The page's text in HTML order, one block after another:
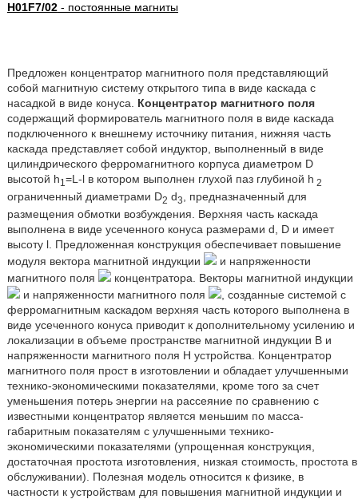
H01F7/02- постоянные магниты
Предложен концентратор магнитного поля представляющий
собой магнитную систему открытого типа в виде каскада с
насадкой в виде конуса. Концентратор магнитного поля
содержащий формирователь магнитного поля в виде каскада
подключенного к внешнему источнику питания, нижняя часть
каскада представляет собой индуктор, выполненный в виде
цилиндрического ферромагнитного корпуса диаметром D
высотой h1 =L-l в котором выполнен глухой паз глубиной h 2
ограниченный диаметрами D2 d3
, предназначенный для
размещения обмотки возбуждения. Верхняя часть каскада
выполнена в виде усеченного конуса размерами d, D и имеет
высоту l. Предложенная конструкция обеспечивает повышение
модуля вектора магнитной индукции
и напряженности
магнитного поля
концентратора. Векторы магнитной индукции
и напряженности магнитного поля
, созданные системой с
ферромагнитным каскадом верхняя часть которого выполнена в
виде усеченного конуса приводит к дополнительному усилению и
локализации в объеме пространстве магнитной индукции B и
напряженности магнитного поля H устройства. Концентратор
магнитного поля прост в изготовлении и обладает улучшенными
технико-экономическими показателями, кроме того за счет
уменьшения потерь энергии на рассеяние по сравнению с
известными концентратор является меньшим по масса-
габаритным показателям с улучшенными технико-
экономическими показателями (упрощенная конструкция,
достаточная простота изготовления, низкая стоимость, простота в
обслуживании). Полезная модель относится к физике, в
частности к устройствам для повышения магнитной индукции и